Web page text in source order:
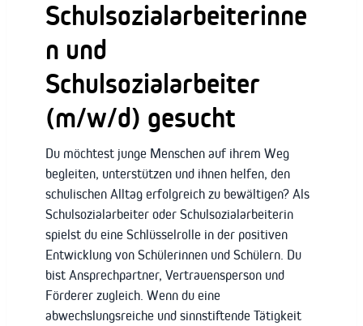
Schulsozialarbeiterinne
n und
Schulsozialarbeiter
(m/w/d) gesucht
Du möchtest junge Menschen auf ihrem Weg
begleiten, unterstützen und ihnen helfen, den
schulischen Alltag erfolgreich zu bewältigen? Als
Schulsozialarbeiter oder Schulsozialarbeiterin
spielst du eine Schlüsselrolle in der positiven
Entwicklung von Schülerinnen und Schülern. Du
bist Ansprechpartner, Vertrauensperson und
Förderer zugleich. Wenn du eine
abwechslungsreiche und sinnstiftende Tätigkeit